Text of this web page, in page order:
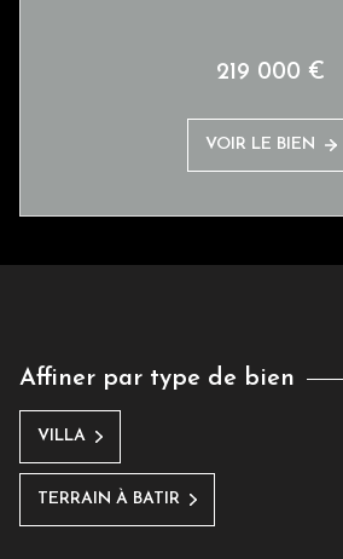
219 000 €
VOIR LE BIEN
Affiner par type de bien
VILLA
TERRAIN À BATIR